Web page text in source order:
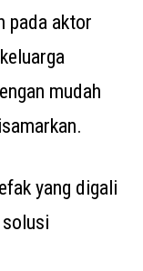
pada aktor
mudah
yang digali